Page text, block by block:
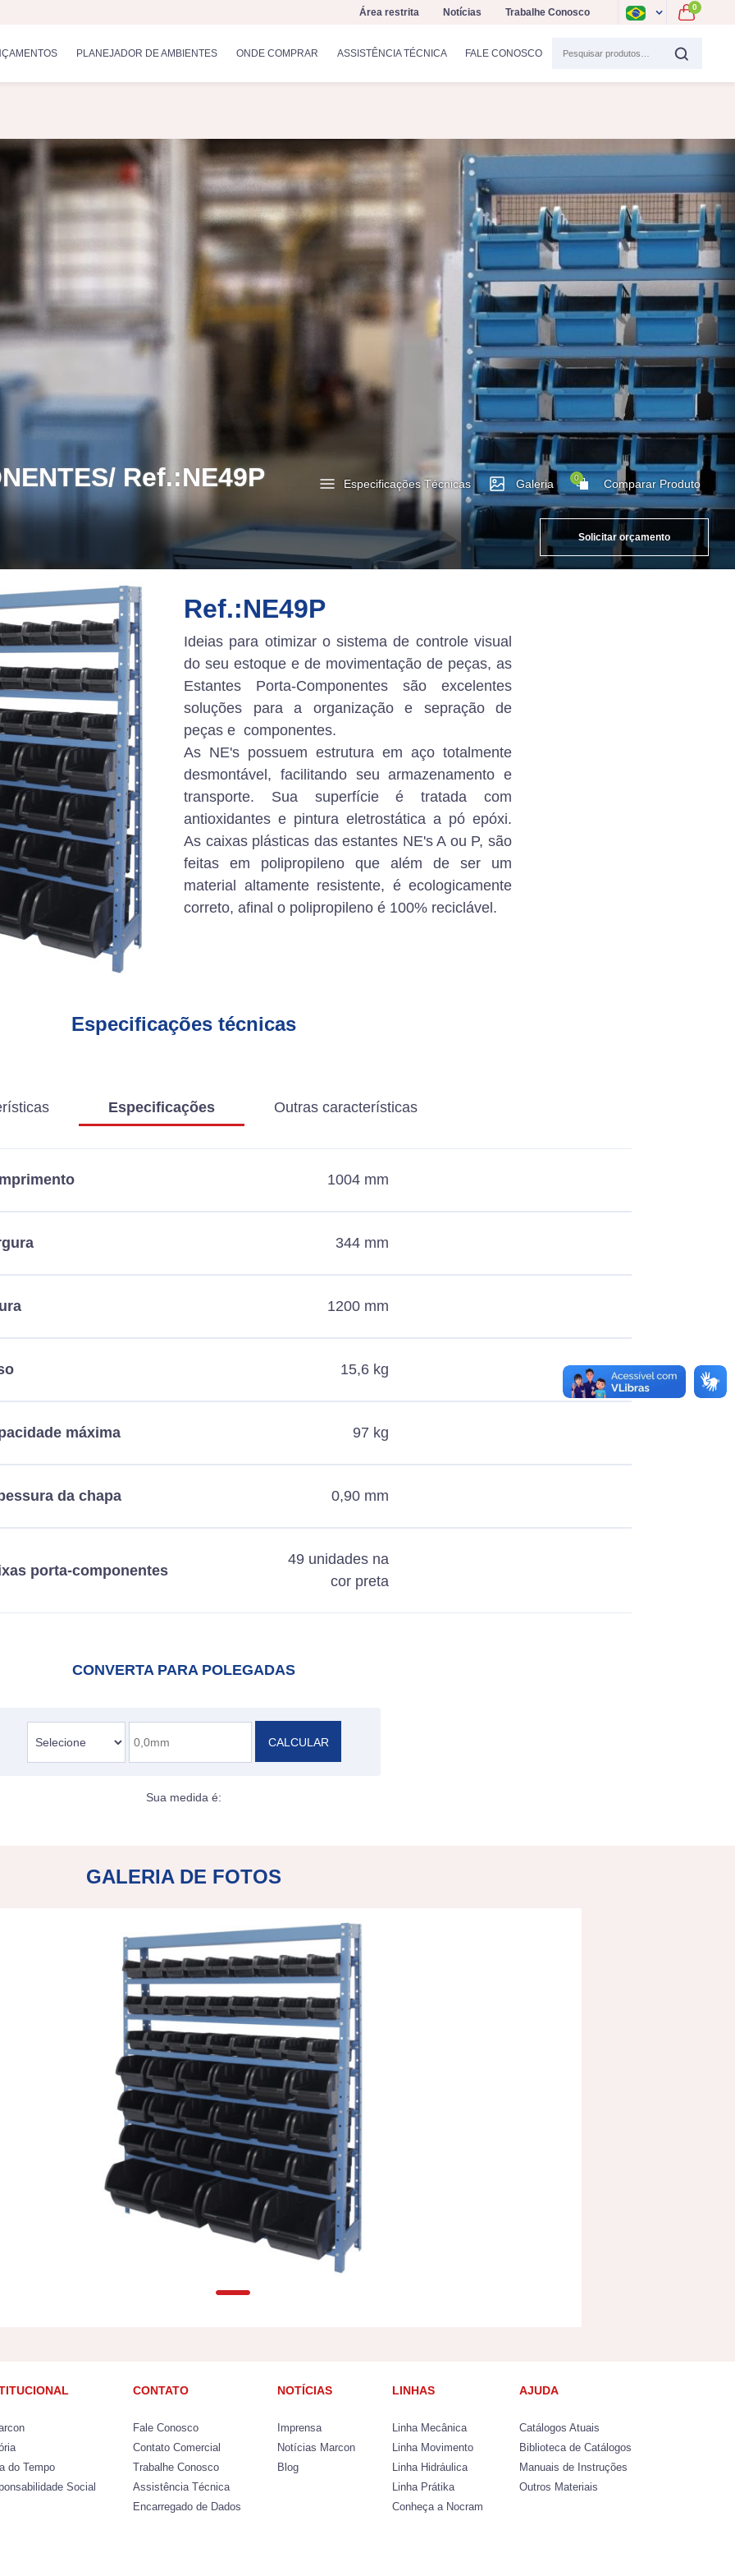
Área restrita Notícias Trabalhe Conosco 0
PLANEJADOR DE AMBIENTES ONDE COMPRAR ASSISTÊNCIA TÉCNICA FALE CONOSCO
Ref.:NE49P Especificações Técnicas Galeria 0 Comparar Produto
Solicitar orçamento
Ref.:NE49P
Ideias para otimizar o sistema de controle visual
do seu estoque e de movimentação de peças, as
Estantes Porta-Componentes são excelentes
soluções para a organização e sepração de
peças e componentes.
As NE's possuem estrutura em aço totalmente
desmontável, facilitando seu armazenamento e
transporte. Sua superfície é tratada com
antioxidantes e pintura eletrostática a pó epóxi.
As caixas plásticas das estantes NE's A ou P, são
feitas em polipropileno que além de ser um
material altamente resistente, é ecologicamente
correto, afinal o polipropileno é 100% reciclável.
Especificações técnicas
Especificações Outras características
1004 mm
344 mm
1200 mm
15,6 kg
máxima 97 kg
da chapa 0,90 mm
porta-componentes
49 unidades na
cor preta
CONVERTA PARA POLEGADAS
CALCULAR
Sua medida é:
GALERIA DE FOTOS
do Tempo
Social
CONTATO
Fale Conosco
Contato Comercial
Trabalhe Conosco
Assistência Técnica
Encarregado de Dados
NOTÍCIAS
Imprensa
Notícias Marcon
Blog
LINHAS
Linha Mecânica
Linha Movimento
Linha Hidráulica
Linha Prátika
Conheça a Nocram
AJUDA
Catálogos Atuais
Biblioteca de Catálogos
Manuais de Instruções
Outros Materiais